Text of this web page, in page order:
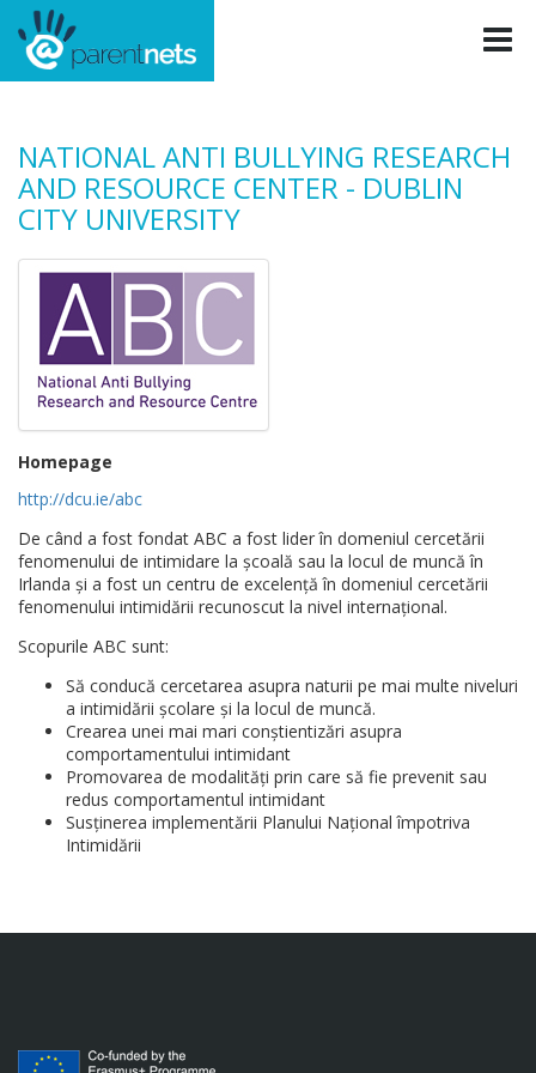
NATIONAL ANTI BULLYING RESEARCH
AND RESOURCE CENTER - DUBLIN
CITY UNIVERSITY
Homepage
http://dcu.ie/abc
De când a fost fondat ABC a fost lider în domeniul cercetării
fenomenului de intimidare la școală sau la locul de muncă în
Irlanda și a fost un centru de excelență în domeniul cercetării
fenomenului intimidării recunoscut la nivel internațional.
Scopurile ABC sunt:
Să conducă cercetarea asupra naturii pe mai multe niveluri
a intimidării școlare și la locul de muncă.
Crearea unei mai mari conștientizări asupra
comportamentului intimidant
Promovarea de modalități prin care să fie prevenit sau
redus comportamentul intimidant
Susținerea implementării Planului Național împotriva
Intimidării